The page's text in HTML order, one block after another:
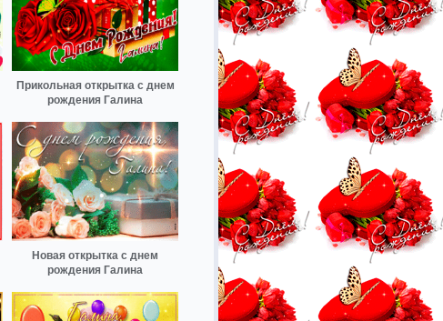
Прикольная открытка с днем
рождения Галина
Новая открытка с днем
рождения Галина